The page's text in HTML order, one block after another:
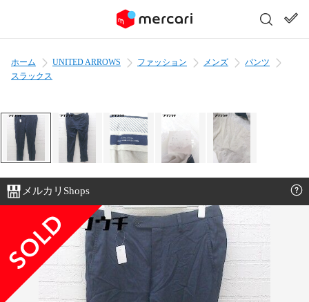
ホーム UNITED ARROWS ファッション メンズ
パンツ
スラックス
メルカリShops